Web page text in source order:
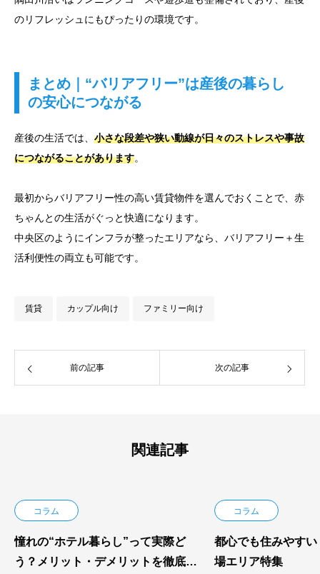
のリフレッシュにもぴったりの環境です。
まとめ｜“バリアフリー”は産後の暮らし
の安心につながる
産後の生活では、 小さな段差や狭い動線が日々のストレスや事故
につながることがあります。
最初からバリアフリー性の高い賃貸物件を選んでおくことで、赤
ちゃんとの生活がぐっと快適になります。
中央区のようにインフラが整ったエリアなら、バリアフリー＋生
活利便性の両立も可能です。
賃貸 カップル向け ファミリー向け
前の記事 次の記事
関連記事
コラム
憧れの“ホテル暮らし”って実際ど
う？メリット・デメリットを徹底解
コラム
都心でも住みやす
場エリア特集